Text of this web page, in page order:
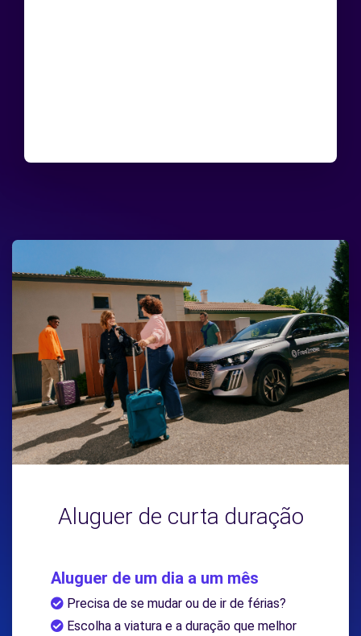
Aluguer de curta duração
Aluguer de um dia a um mês
Precisa de se mudar ou de ir de férias?
Escolha a viatura e a duração que melhor